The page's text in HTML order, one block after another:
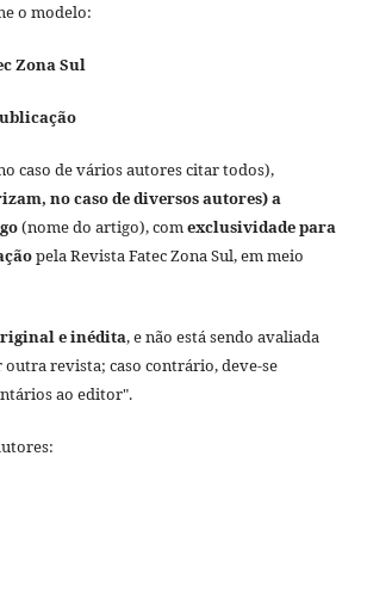
o modelo:
Zona Sul
caso de vários autores citar todos),
no caso de diversos autores) a
(nome do artigo), comexclusividade para
pela Revista Fatec Zona Sul, em meio
e inédita, e não está sendo avaliada
revista; caso contrário, deve-se
ao editor".